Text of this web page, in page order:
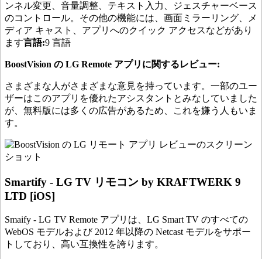
ンネル変更、音量調整、テキスト入力、ジェスチャーベース
のコントロール。その他の機能には、画面ミラーリング、メ
ディア キャスト、アプリへのクイック アクセスなどがあり
ます言語:9 言語
BoostVision の LG Remote アプリに関するレビュー:
さまざまな人がさまざまな意見を持っています。一部のユー
ザーはこのアプリを優れたアシスタントとみなしていました
が、無料版には多くの広告があるため、これを嫌う人もいま
す。
Smartify - LG TV リモコン by KRAFTWERK 9
LTD [iOS]
Smaify - LG TV Remote アプリは、LG Smart TV のすべての
WebOS モデルおよび 2012 年以降の Netcast モデルをサポー
トしており、高い互換性を誇ります。